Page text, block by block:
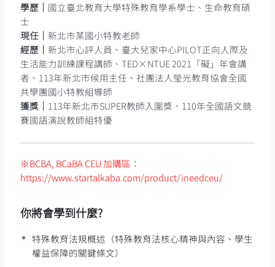
學歷｜ 國立臺北教育大學特殊教育學系學士、生命教育碩
士
現任｜ 新北市某國小特教老師
經歷｜ 新北市心評人員、臺大兒家中心PILOT正向人際及
生活能力訓練課程講師、TED×NTUE 2021「礙」年會講
者、113年新北市候用主任、社團法人瑩光教育協會全國
共學團國小特教組導師
獲獎｜ 113年新北市SUPER教師入圍獎、110年全國語文競
賽國語演說教師組特優
※BCBA, BCaBA CEU 加購區：
https://www.startalkaba.com/product/ineedceu/
你將會學到什麼?
特殊教育法規概述（特殊教育法核心精神與內容、學生
權益保障的關鍵條文）